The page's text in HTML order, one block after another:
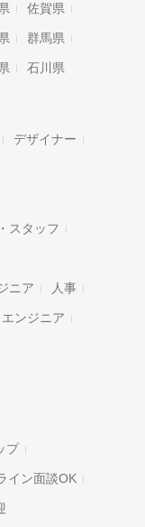
佐賀県
群馬県
石川県
デザイナー
スタッフ
ニア 人事
ンジニア
プ
イン面談OK